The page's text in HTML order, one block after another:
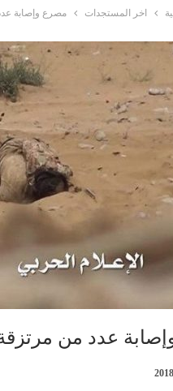
اخر المستجدات مصرع وإصابة
عدد من مرتزقة